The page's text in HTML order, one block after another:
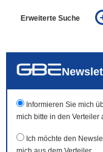
Erweiterte Suche
auch in allen Texten
Informieren Sie mich
mich bitte in den Verteiler
Ich möchte den